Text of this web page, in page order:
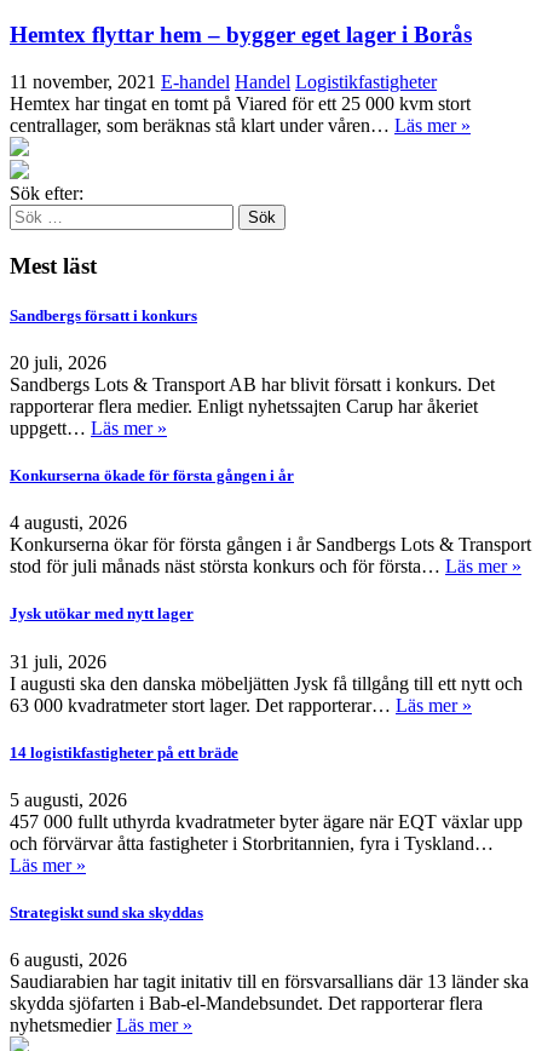
Hemtex flyttar hem – bygger eget lager i Borås
11 november, 2021 E-handel Handel Logistikfastigheter
Hemtex har tingat en tomt på Viared för ett 25 000 kvm stort
centrallager, som beräknas stå klart under våren… Läs mer »
Sök efter:
Mest läst
Sandbergs försatt i konkurs
20 juli, 2026
Sandbergs Lots & Transport AB har blivit försatt i konkurs. Det
rapporterar flera medier. Enligt nyhetssajten Carup har åkeriet
uppgett… Läs mer »
Konkurserna ökade för första gången i år
4 augusti, 2026
Konkurserna ökar för första gången i år Sandbergs Lots & Transport
stod för juli månads näst största konkurs och för första… Läs mer »
Jysk utökar med nytt lager
31 juli, 2026
I augusti ska den danska möbeljätten Jysk få tillgång till ett nytt och
63 000 kvadratmeter stort lager. Det rapporterar… Läs mer »
14 logistikfastigheter på ett bräde
5 augusti, 2026
457 000 fullt uthyrda kvadratmeter byter ägare när EQT växlar upp
och förvärvar åtta fastigheter i Storbritannien, fyra i Tyskland…
Läs mer »
Strategiskt sund ska skyddas
6 augusti, 2026
Saudiarabien har tagit initativ till en försvarsallians där 13 länder ska
skydda sjöfarten i Bab-el-Mandebsundet. Det rapporterar flera
nyhetsmedierLäs mer »